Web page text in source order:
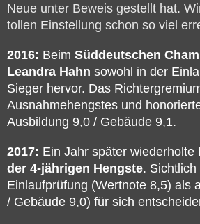
Neue unter Beweis gestellt hat.
tollen Einstellung schon so viel
2016: Beim Süddeutschen
Leandra Hahn sowohl in der
Sieger hervor. Das
Ausnahmehengstes und
Ausbildung 9,0 / Gebäude 9,1.
2017: Ein Jahr später
der 4-jährigen Hengste.
Einlaufprüfung (Wertnote 8,5) als
/ Gebäude 9,0) für sich